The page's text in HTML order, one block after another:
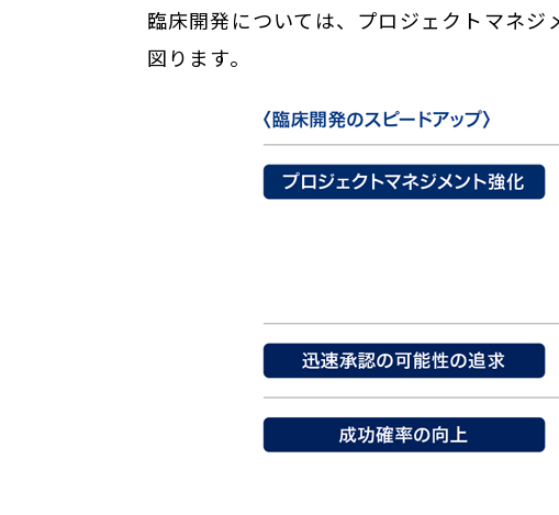
臨床開発については、プロジェクトマネ
図ります。